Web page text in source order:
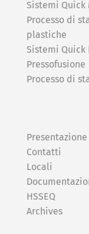
Sistemi Quick
Processo di
plastiche
Sistemi Quick
Pressofusione
Processo di
Presentazione
Contatti
Locali
HSSEQ
Archives